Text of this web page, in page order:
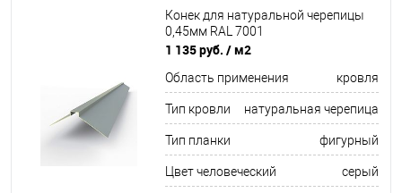
Конек для натуральной черепицы
0,45мм RAL 7001
1 135 руб. / м2
Область применения кровля
Тип кровли натуральная черепица
Тип планки фигурный
Цвет человеческий серый